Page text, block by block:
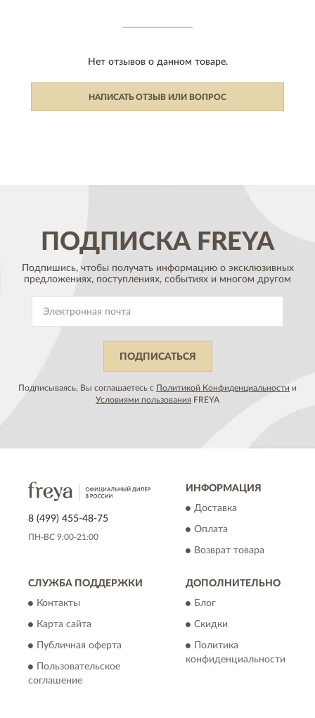
Нет отзывов о данном товаре.
НАПИСАТЬ ОТЗЫВ ИЛИ ВОПРОС
ПОДПИСКАFREYA
Подпишись, чтобы получать информацию о эксклюзивных
предложениях, поступлениях, событиях и многом другом
ПОДПИСАТЬСЯ
Подписываясь, Вы соглашаетесь с Политикой Конфиденциальности и
Условиями пользования FREYA
8 (499) 455-48-75
ПН-ВС 9:00-21:00
ИНФОРМАЦИЯ
Доставка
Оплата
Возврат товара
СЛУЖБА ПОДДЕРЖКИ
Контакты
Карта сайта
Публичная оферта
Пользовательское
соглашение
ДОПОЛНИТЕЛЬНО
Блог
Скидки
Политика
конфиденциальности